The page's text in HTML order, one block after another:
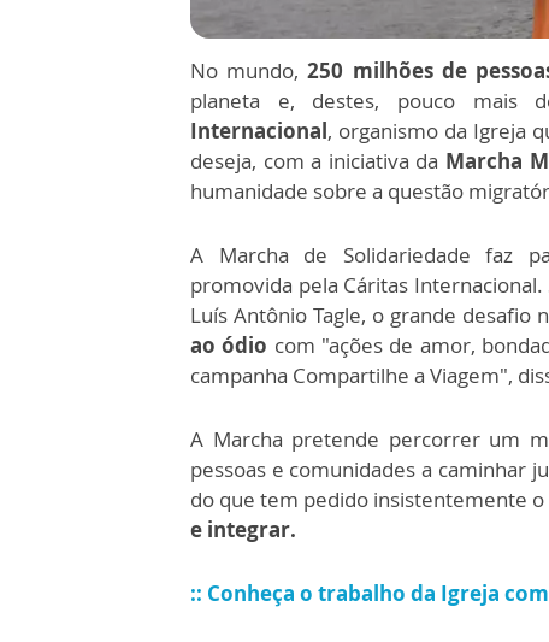
No mundo,250 milhões de
planeta e, destes, pouco mais
Internacional, organismo da Igreja
deseja, com a iniciativa da Marcha
humanidade sobre a questão
A Marcha de Solidariedade faz
promovida pela Cáritas
Luís Antônio Tagle, o grande
ao ódio com "ações de amor,
campanha Compartilhe a Viagem",
A Marcha pretende percorrer um
pessoas e comunidades a caminhar
do que tem pedido insistentemente o
e integrar.
:: Conheça o trabalho da Igreja